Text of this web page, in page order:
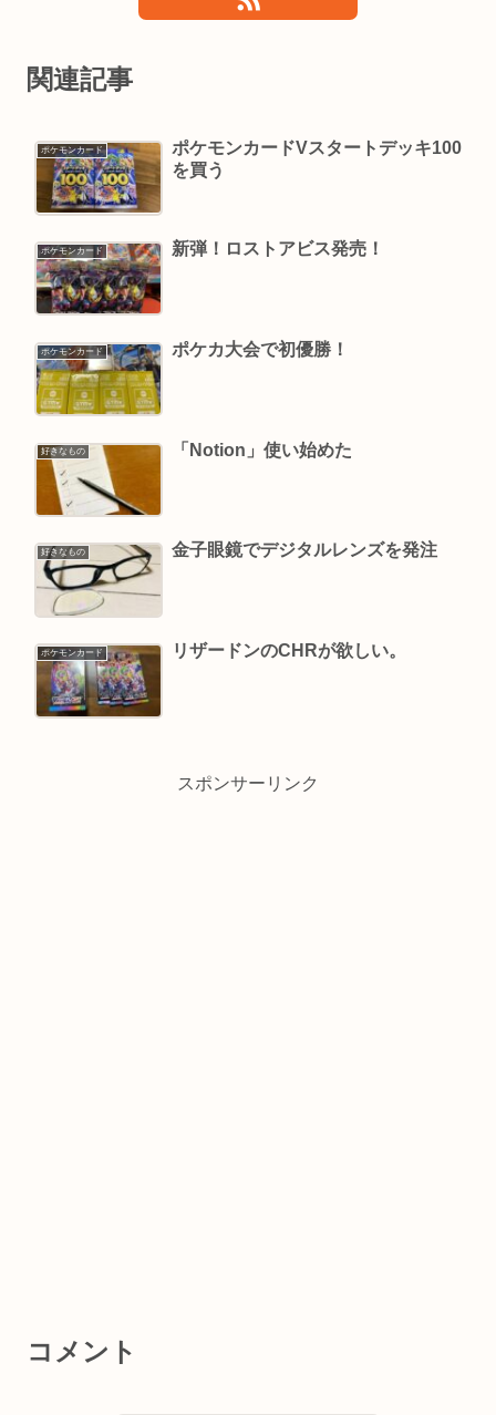
関連記事
ポケモンカード
ポケモンカードVスタートデッキ100
を買う
ポケモンカード 新弾！ロストアビス発売！
ポケモンカード ポケカ大会で初優勝！
好きなもの 「Notion」使い始めた
好きなもの 金子眼鏡でデジタルレンズを発注
ポケモンカード リザードンのCHRが欲しい。
スポンサーリンク
コメント